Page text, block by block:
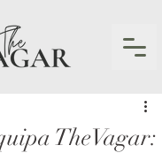
TheVagar: